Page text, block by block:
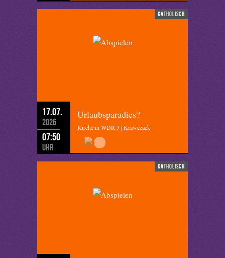
katholisch
17.07.
2026
07:50
Uhr
Urlaubsparadies?
Kirche in WDR 3 | Krawczack
katholisch